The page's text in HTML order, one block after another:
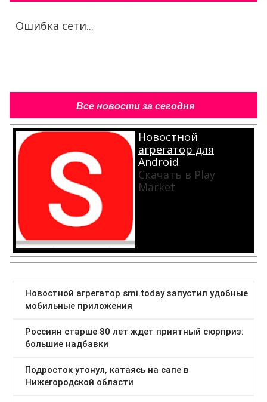
Ошибка сети...
Все новости за сегодня
Новостной
агрегатор для
Android
Скачать в Play
Market